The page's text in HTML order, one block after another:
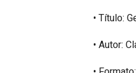
• Título:
• Autor: